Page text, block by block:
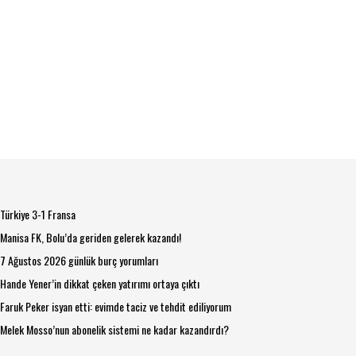
Türkiye 3-1 Fransa
Manisa FK, Bolu’da geriden gelerek kazandı!
7 Ağustos 2026 günlük burç yorumları
Hande Yener’in dikkat çeken yatırımı ortaya çıktı
Faruk Peker isyan etti: evimde taciz ve tehdit ediliyorum
Melek Mosso’nun abonelik sistemi ne kadar kazandırdı?